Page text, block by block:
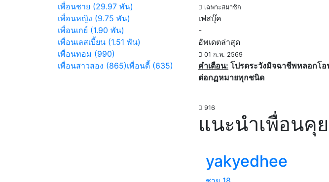
เพื่อนชาย (29.97 พัน)
เพื่อนหญิง (9.75 พัน)
เพื่อนเกย์ (1.90 พัน)
เพื่อนเลสเบี้ยน (1.51 พัน)
เพื่อนทอม (990)
เพื่อนสาวสอง (865)เพื่อนดี้ (635)
เฉพาะสมาชิก
เฟสบุ๊ค
-
อัพเดตล่าสุด
01 ก.พ. 2569
คำเตือน: โปรดระวังมิจฉาชีพหลอกโอ
ต่อกฏหมายทุกชนิด
916
แนะนำเพื่อนคุย
yakyedhee